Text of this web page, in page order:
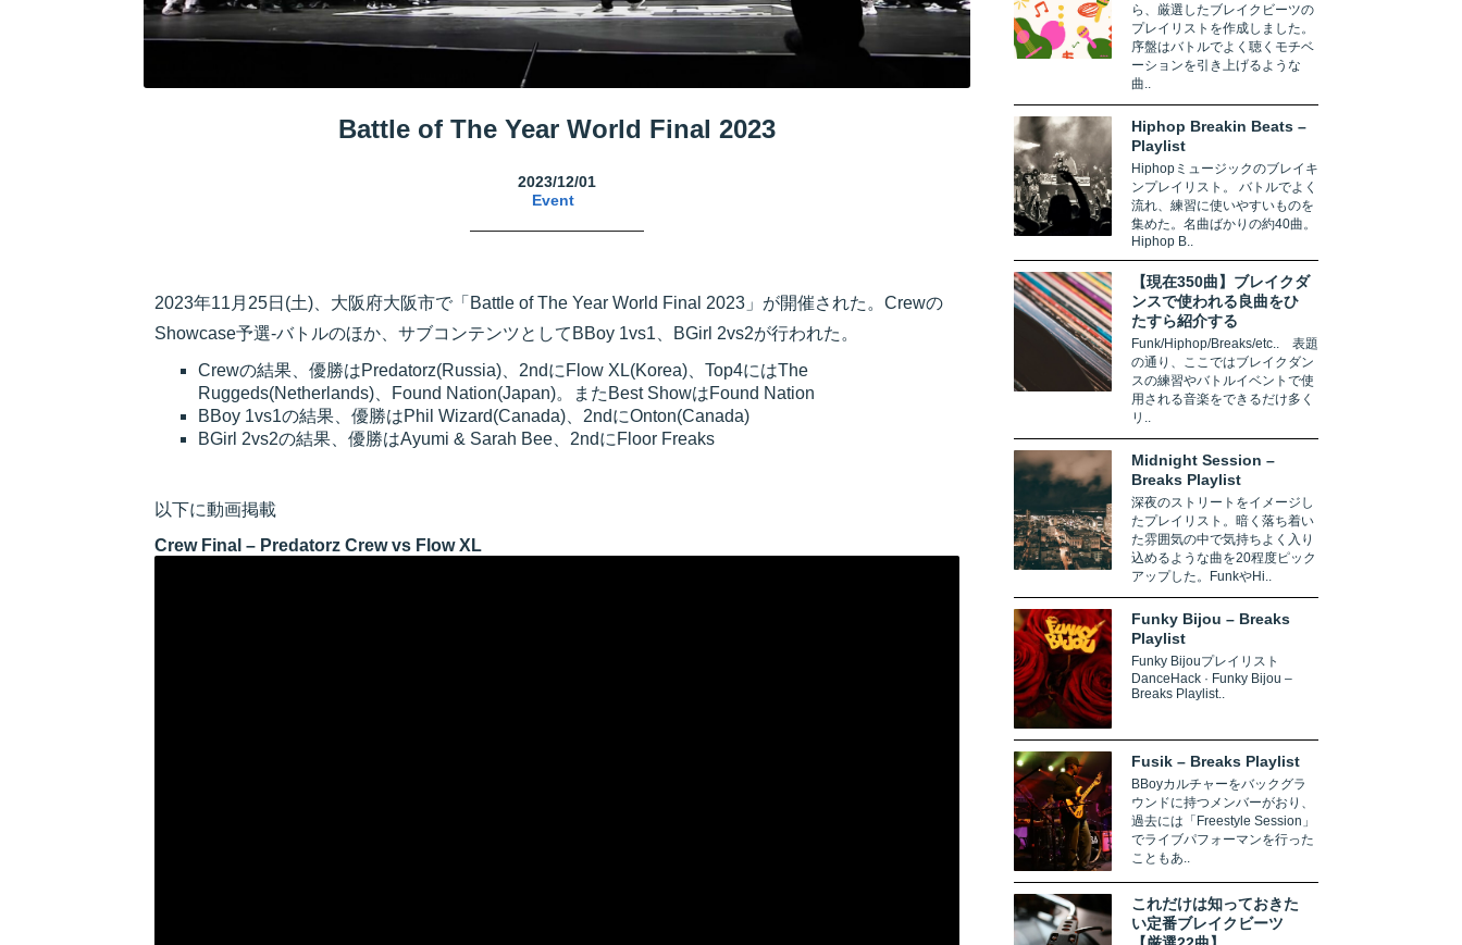
Battle of The Year World Final 2023
2023/12/01
Event
2023年11月25日(土)、大阪府大阪市で「Battle of The Year World Final 2023」が開催された。Crewの
Showcase予選-バトルのほか、サブコンテンツとしてBBoy 1vs1、BGirl 2vs2が行われた。
Crewの結果、優勝はPredatorz(Russia)、2ndにFlow XL(Korea)、Top4にはThe
Ruggeds(Netherlands)、Found Nation(Japan)。またBest ShowはFound Nation
BBoy 1vs1の結果、優勝はPhil Wizard(Canada)、2ndにOnton(Canada)
BGirl 2vs2の結果、優勝はAyumi & Sarah Bee、2ndにFloor Freaks
以下に動画掲載
Crew Final – Predatorz Crew vs Flow XL
ら、厳選したブレイクビーツの
プレイリストを作成しました。
序盤はバトルでよく聴くモチベ
ーションを引き上げるような
曲..
Hiphop Breakin Beats –
Playlist
Hiphopミュージックのブレイキ
ンプレイリスト。 バトルでよく
流れ、練習に使いやすいものを
集めた。名曲ばかりの約40曲。
Hiphop B..
【現在350曲】ブレイクダ
ンスで使われる良曲をひ
たすら紹介する
Funk/Hiphop/Breaks/etc.. 表題
の通り、ここではブレイクダン
スの練習やバトルイベントで使
用される音楽をできるだけ多く
リ..
Midnight Session –
Breaks Playlist
深夜のストリートをイメージし
たプレイリスト。暗く落ち着い
た雰囲気の中で気持ちよく入り
込めるような曲を20程度ピック
アップした。FunkやHi..
Funky Bijou – Breaks
Playlist
Funky Bijouプレイリスト
DanceHack · Funky Bijou –
Breaks Playlist..
Fusik – Breaks Playlist
BBoyカルチャーをバックグラ
ウンドに持つメンバーがおり、
過去には「Freestyle Session」
でライブパフォーマンを行った
こともあ..
これだけは知っておきた
い定番ブレイクビーツ